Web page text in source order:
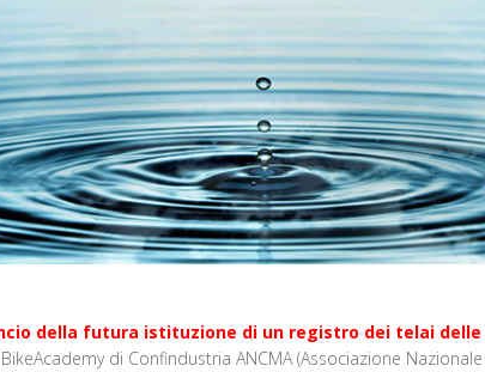
della futura istituzione di un registro dei telai
di Confindustria ANCMA (Associazione